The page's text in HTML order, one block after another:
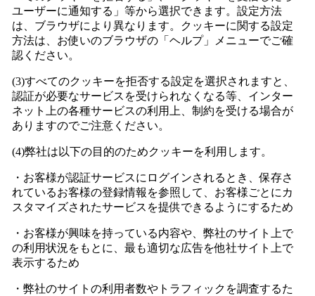
ユーザーに通知する」等から選択できます。設定方法
は、ブラウザにより異なります。クッキーに関する設定
方法は、お使いのブラウザの「ヘルプ」メニューでご確
認ください。
(3)すべてのクッキーを拒否する設定を選択されますと、
認証が必要なサービスを受けられなくなる等、インター
ネット上の各種サービスの利用上、制約を受ける場合が
ありますのでご注意ください。
(4)弊社は以下の目的のためクッキーを利用します。
・お客様が認証サービスにログインされるとき、保存さ
れているお客様の登録情報を参照して、お客様ごとにカ
スタマイズされたサービスを提供できるようにするため
・お客様が興味を持っている内容や、弊社のサイト上で
の利用状況をもとに、最も適切な広告を他社サイト上で
表示するため
・弊社のサイトの利用者数やトラフィックを調査するた